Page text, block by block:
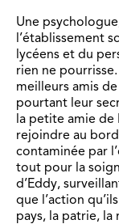
Une
l’établissement
lycéens et du
rien ne
meilleurs amis
pourtant leur
la petite amie de
rejoindre au
contaminée par
tout pour la
d’Eddy,
que l’action
pays, la patrie, la